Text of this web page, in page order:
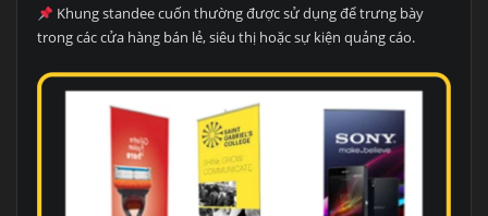
Khung standee cuốn thường được sử dụng để trưng bày
trong các cửa hàng bán lẻ, siêu thị hoặc sự kiện quảng cáo.